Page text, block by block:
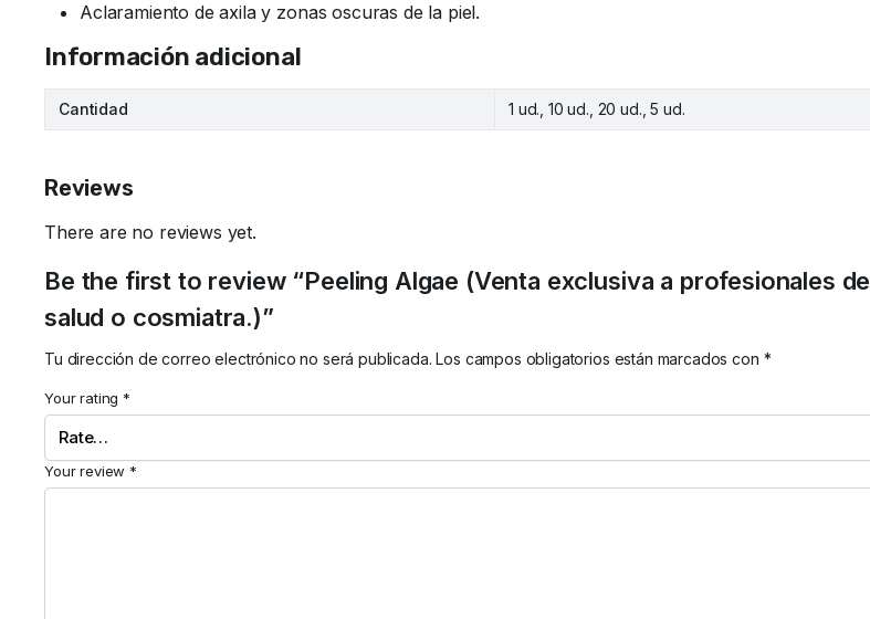
Aclaramiento de axila y zonas oscuras de la piel.
Información adicional
Cantidad 1 ud., 10 ud., 20 ud., 5 ud.
Reviews
There are no reviews yet.
Be the first to review “Peeling Algae (Venta exclusiva a profesionales de
salud o cosmiatra.)”
Tu dirección de correo electrónico no será publicada. Los campos obligatorios están marcados con *
Your rating *
Your review *